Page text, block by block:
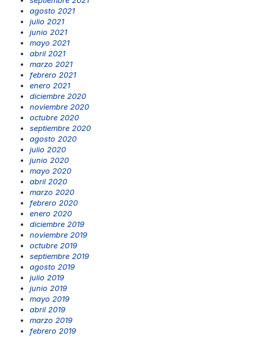
agosto 2021
julio 2021
junio 2021
mayo 2021
abril 2021
marzo 2021
febrero 2021
enero 2021
diciembre 2020
noviembre 2020
octubre 2020
septiembre 2020
agosto 2020
julio 2020
junio 2020
mayo 2020
abril 2020
marzo 2020
febrero 2020
enero 2020
diciembre 2019
noviembre 2019
octubre 2019
septiembre 2019
agosto 2019
julio 2019
junio 2019
mayo 2019
abril 2019
marzo 2019
febrero 2019